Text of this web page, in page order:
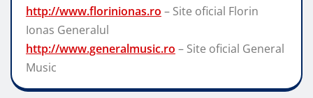
http://www.florinionas.ro – Site oficial Florin
Ionas Generalul
http://www.generalmusic.ro – Site oficial General
Music